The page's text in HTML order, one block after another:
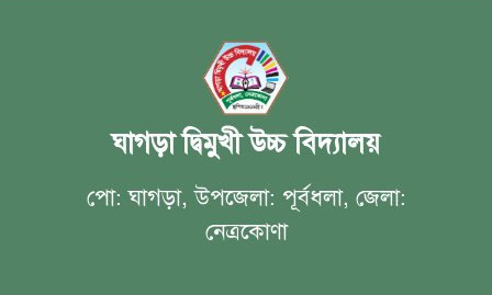
ঘাগড়া দ্বিমুখী উচ্চ বিদ্যালয়
পো: ঘাগড়া, উপজেলা: পূর্বধলা, জেলা:
নেত্রকোণা